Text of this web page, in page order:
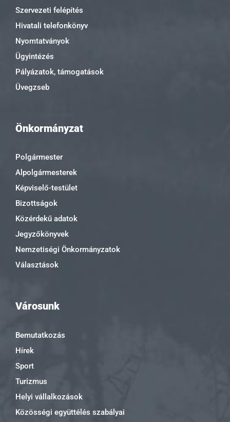
Szervezeti felépítés
Hivatali telefonkönyv
Nyomtatványok
Ügyintézés
Pályázatok, támogatások
Üvegzseb
Önkormányzat
Polgármester
Alpolgármesterek
Képviselő-testület
Bizottságok
Közérdekű adatok
Jegyzőkönyvek
Nemzetiségi Önkormányzatok
Választások
Városunk
Bemutatkozás
Hírek
Sport
Turizmus
Helyi vállalkozások
Közösségi együttélés szabályai